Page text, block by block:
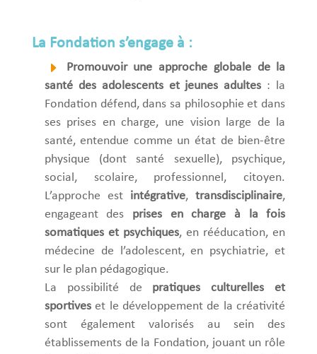
La Fondation s’engage à :
Promouvoir une approche globale de la
santé des adolescents et jeunes adultes : la
Fondation défend, dans sa philosophie et dans
ses prises en charge, une vision large de la
santé, entendue comme un état de bien-être
physique (dont santé sexuelle), psychique,
social, scolaire, professionnel, citoyen.
L’approche est intégrative,transdisciplinaire,
engageant des prises en charge à la fois
somatiques et psychiques, en rééducation, en
médecine de l’adolescent, en psychiatrie, et
sur le plan pédagogique.
La possibilité de pratiques culturelles et
sportiveset le développement de la créativité
sont également valorisés au sein des
établissements de la Fondation, jouant un rôle